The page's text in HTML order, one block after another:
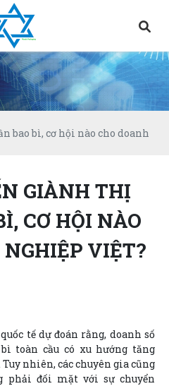
bao bì, cơ hội nào cho doanh
GIÀNH THỊ
CƠ HỘI NÀO
VIỆT?
tế dự đoán rằng, doanh số
toàn cầu có xu hướng tăng
nhiên, các chuyên gia cũng
phải đối mặt với sự chuyển